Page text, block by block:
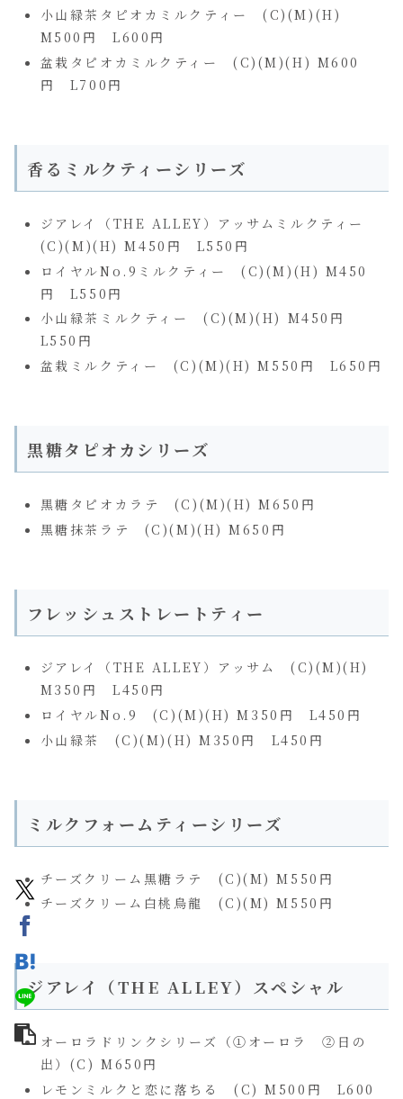
小山緑茶タピオカミルクティー (C)(M)(H)
M500円 L600円
盆栽タピオカミルクティー (C)(M)(H) M600
円 L700円
香るミルクティーシリーズ
ジアレイ（THE ALLEY）アッサムミルクティー
(C)(M)(H) M450円 L550円
ロイヤルNo.9ミルクティー (C)(M)(H) M450
円 L550円
小山緑茶ミルクティー (C)(M)(H) M450円
L550円
盆栽ミルクティー (C)(M)(H) M550円 L650円
黒糖タピオカシリーズ
黒糖タピオカラテ (C)(M)(H) M650円
黒糖抹茶ラテ (C)(M)(H) M650円
フレッシュストレートティー
ジアレイ（THE ALLEY）アッサム (C)(M)(H)
M350円 L450円
ロイヤルNo.9 (C)(M)(H) M350円 L450円
小山緑茶 (C)(M)(H) M350円 L450円
ミルクフォームティーシリーズ
チーズクリーム黒糖ラテ (C)(M) M550円
チーズクリーム白桃烏龍 (C)(M) M550円
ジアレイ（THE ALLEY）スペシャル
オーロラドリンクシリーズ（①オーロラ ②日の
出）(C) M650円
レモンミルクと恋に落ちる (C) M500円 L600